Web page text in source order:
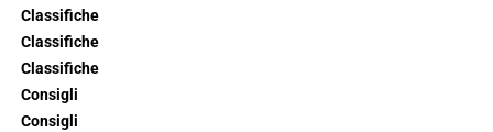
Classifiche
Classifiche
Classifiche
Consigli
Consigli